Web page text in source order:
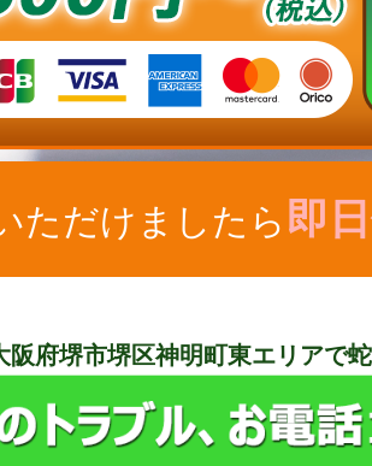
ただけましたら 即
阪府堺市堺区神明町東エリアで